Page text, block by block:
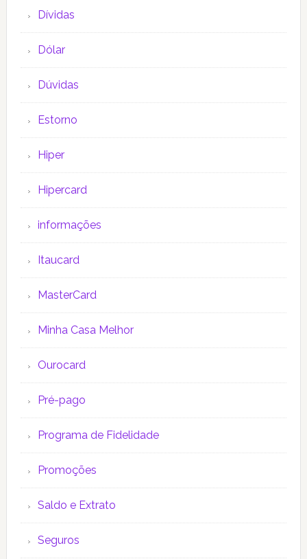
Dívidas
Dólar
Dúvidas
Estorno
Hiper
Hipercard
informações
Itaucard
MasterCard
Minha Casa Melhor
Ourocard
Pré-pago
Programa de Fidelidade
Promoções
Saldo e Extrato
Seguros